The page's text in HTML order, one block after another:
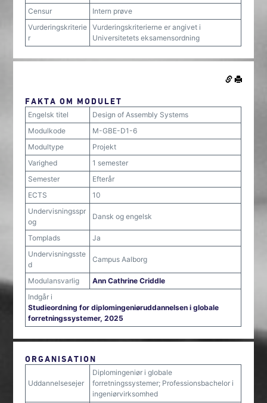
Censur
Intern prøve
Vurderingskriterie
r
Vurderingskriterierne er angivet i
Universitetets eksamensordning
FAKTA OM MODULET
Engelsk titel
Design of Assembly Systems
Modulkode
M-GBE-D1-6
Modultype
Projekt
Varighed
1 semester
Semester
Efterår
ECTS
10
Undervisningsspr
og
Dansk og engelsk
Tomplads
Ja
Undervisningsste
d
Campus Aalborg
Modulansvarlig
Ann Cathrine Criddle
Indgår i
Studieordning for diplomingeniøruddannelsen i globale
forretningssystemer, 2025
ORGANISATION
Uddannelsesejer
Diplomingeniør i globale
forretningssystemer; Professionsbachelor i
ingeniørvirksomhed